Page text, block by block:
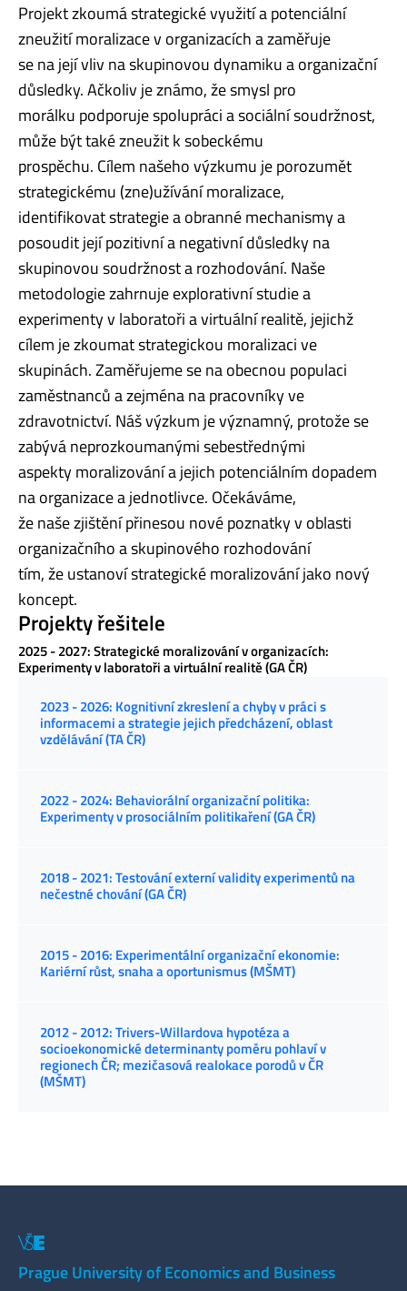
Projekt zkoumá strategické využití a potenciální
zneužití moralizace v organizacích a zaměřuje
se na její vliv na skupinovou dynamiku a organizační
důsledky. Ačkoliv je známo, že smysl pro
morálku podporuje spolupráci a sociální soudržnost,
může být také zneužit k sobeckému
prospěchu. Cílem našeho výzkumu je porozumět
strategickému (zne)užívání moralizace,
identifikovat strategie a obranné mechanismy a
posoudit její pozitivní a negativní důsledky na
skupinovou soudržnost a rozhodování. Naše
metodologie zahrnuje explorativní studie a
experimenty v laboratoři a virtuální realitě, jejichž
cílem je zkoumat strategickou moralizaci ve
skupinách. Zaměřujeme se na obecnou populaci
zaměstnanců a zejména na pracovníky ve
zdravotnictví. Náš výzkum je významný, protože se
zabývá neprozkoumanými sebestřednými
aspekty moralizování a jejich potenciálním dopadem
na organizace a jednotlivce. Očekáváme,
že naše zjištění přinesou nové poznatky v oblasti
organizačního a skupinového rozhodování
tím, že ustanoví strategické moralizování jako nový
koncept.
Projekty řešitele
2025 - 2027: Strategické moralizování v organizacích:
Experimenty v laboratoři a virtuální realitě (GA ČR)
2023 - 2026: Kognitivní zkreslení a chyby v práci s
informacemi a strategie jejich předcházení, oblast
vzdělávání (TA ČR)
2022 - 2024: Behaviorální organizační politika:
Experimenty v prosociálním politikaření (GA ČR)
2018 - 2021: Testování externí validity experimentů na
nečestné chování (GA ČR)
2015 - 2016: Experimentální organizační ekonomie:
Kariérní růst, snaha a oportunismus (MŠMT)
2012 - 2012: Trivers-Willardova hypotéza a
socioekonomické determinanty poměru pohlaví v
regionech ČR; mezičasová realokace porodů v ČR
(MŠMT)
Prague University of Economics and Business